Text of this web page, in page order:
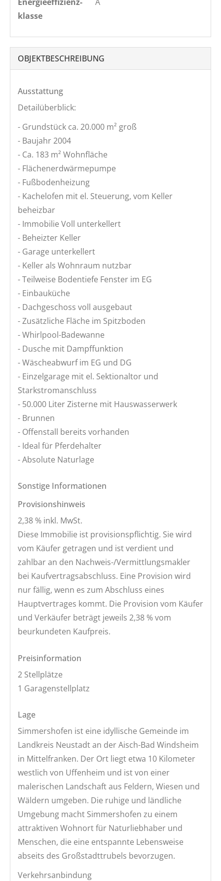
klasse
OBJEKT­BESCHREIBUNG
Ausstattung
Detailüberblick:
- Grundstück ca. 20.000 m² groß
- Baujahr 2004
- Ca. 183 m² Wohnfläche
- Flächenerdwärmepumpe
- Fußbodenheizung
- Kachelofen mit el. Steuerung, vom Keller
beheizbar
- Immobilie Voll unterkellert
- Beheizter Keller
- Garage unterkellert
- Keller als Wohnraum nutzbar
- Teilweise Bodentiefe Fenster im EG
- Einbauküche
- Dachgeschoss voll ausgebaut
- Zusätzliche Fläche im Spitzboden
- Whirlpool-Badewanne
- Dusche mit Dampffunktion
- Wäscheabwurf im EG und DG
- Einzelgarage mit el. Sektionaltor und
Starkstromanschluss
- 50.000 Liter Zisterne mit Hauswasserwerk
- Brunnen
- Offenstall bereits vorhanden
- Ideal für Pferdehalter
- Absolute Naturlage
Sonstige Informationen
Provisionshinweis
2,38 % inkl. MwSt.
Diese Immobilie ist provisionspflichtig. Sie wird
vom Käufer getragen und ist verdient und
zahlbar an den Nachweis-/Vermittlungsmakler
bei Kaufvertragsabschluss. Eine Provision wird
nur fällig, wenn es zum Abschluss eines
Hauptvertrages kommt. Die Provision vom Käufer
und Verkäufer beträgt jeweils 2,38 % vom
beurkundeten Kaufpreis.
Preisinformation
2 Stellplätze
1 Garagenstellplatz
Lage
Simmershofen ist eine idyllische Gemeinde im
Landkreis Neustadt an der Aisch-Bad Windsheim
in Mittelfranken. Der Ort liegt etwa 10 Kilometer
westlich von Uffenheim und ist von einer
malerischen Landschaft aus Feldern, Wiesen und
Wäldern umgeben. Die ruhige und ländliche
Umgebung macht Simmershofen zu einem
attraktiven Wohnort für Naturliebhaber und
Menschen, die eine entspannte Lebensweise
abseits des Großstadttrubels bevorzugen.
Verkehrsanbindung